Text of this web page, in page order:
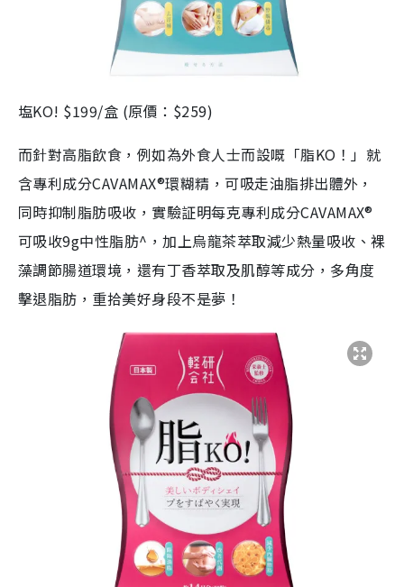
塩KO! $199/盒 (原價：$259)
而針對高脂飲食，例如為外食人士而設嘅「脂KO！」就
含專利成分CAVAMAX®環糊精，可吸走油脂排出體外，
同時抑制脂肪吸收，實驗証明每克專利成分CAVAMAX®
可吸收9g中性脂肪^，加上烏龍茶萃取減少熱量吸收、裸
藻調節腸道環境，還有丁香萃取及肌醇等成分，多角度
擊退脂肪，重拾美好身段不是夢！